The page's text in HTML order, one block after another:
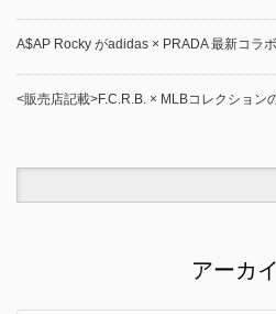
A$AP Rocky がadidas × PRADA 最新コラ
<販売店記載>F.C.R.B. × MLBコレクション
アーカ